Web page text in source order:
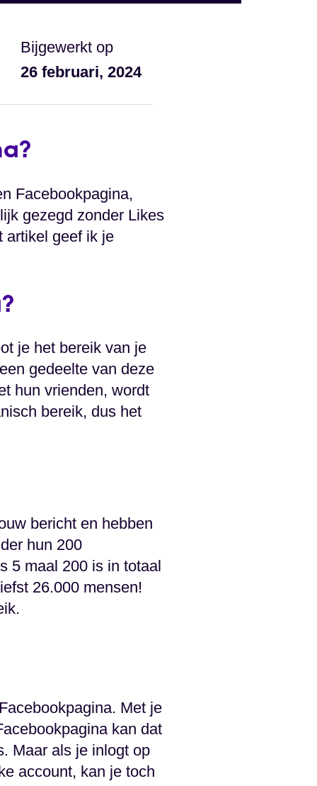
Bijgewerkt op
26 februari, 2024
Facebookpagina,
gezegd zonder Likes
artikel geef ik je
je het bereik van je
gedeelte van deze
hun vrienden, wordt
bereik, dus het
bericht en hebben
hun 200
5 maal 200 is in totaal
26.000 mensen!
Met je
kan dat
Maar als je inlogt op
account, kan je toch